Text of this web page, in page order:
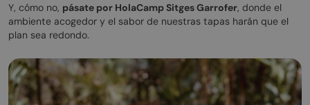
Y, cómo no, pásate por HolaCamp Sitges Garrofer, donde el
ambiente acogedor y el sabor de nuestras tapas harán que el
plan sea redondo.